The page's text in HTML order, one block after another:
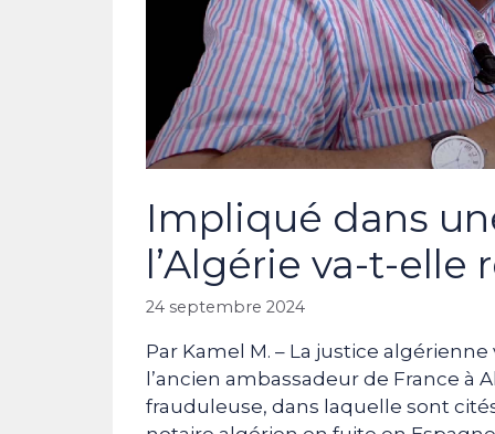
Impliqué dans
l’Algérie va-t-
24 septembre 2024
Par Kamel M. – La justice
l’ancien ambassadeur de France
frauduleuse, dans laquelle sont